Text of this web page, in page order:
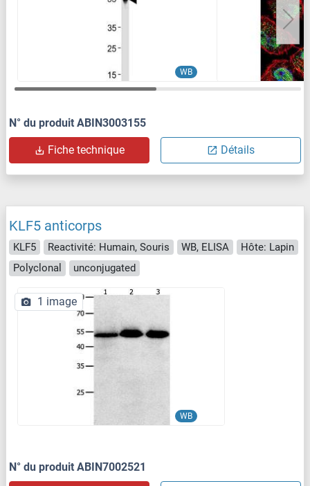
WB
N° du produit ABIN3003155
Fiche technique Détails
KLF5 anticorps
KLF5 Reactivité: Humain, Souris WB, ELISA
Hôte: Lapin
Polyclonal
unconjugated
WB
1 image
N° du produit ABIN7002521